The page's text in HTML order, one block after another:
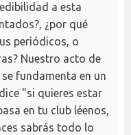
a esta
¿por qué
periódicos, o
Nuestro acto de
fundamenta en un
"si quieres estar
en tu club léenos,
sabrás todo lo